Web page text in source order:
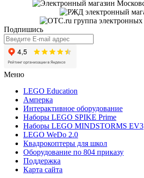
Подпишись
Меню
LEGO Education
Амперка
Интерактивное оборудование
Наборы LEGO SPIKE Prime
Наборы LEGO MINDSTORMS EV3
LEGO WeDo 2.0
Квадрокоптеры для школ
Оборудование по 804 приказу
Поддержка
Карта сайта